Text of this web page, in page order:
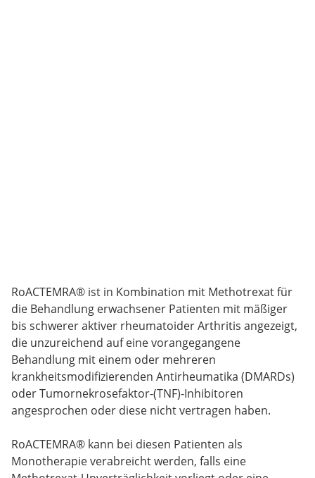
RoACTEMRA® ist in Kombination mit Methotrexat für
die Behandlung erwachsener Patienten mit mäßiger
bis schwerer aktiver rheumatoider Arthritis angezeigt,
die unzureichend auf eine vorangegangene
Behandlung mit einem oder mehreren
krankheitsmodifizierenden Antirheumatika (DMARDs)
oder Tumornekrosefaktor-(TNF)-Inhibitoren
angesprochen oder diese nicht vertragen haben.
RoACTEMRA® kann bei diesen Patienten als
Monotherapie verabreicht werden, falls eine